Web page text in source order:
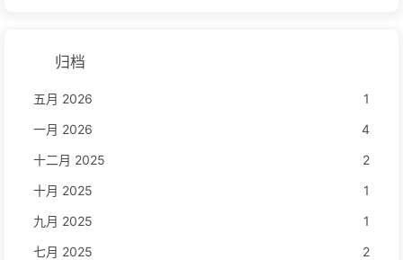
归档
五月 2026
1
一月 2026
4
十二月 2025
2
十月 2025
1
九月 2025
1
七月 2025
2